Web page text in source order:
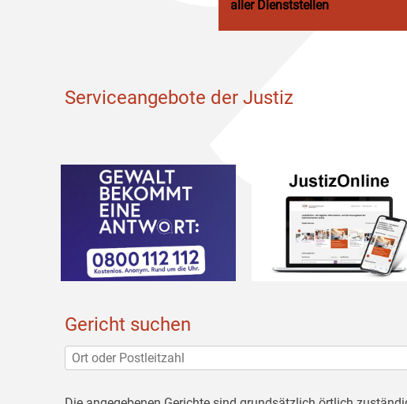
aller Dienststellen
Serviceangebote der Justiz
Gericht suchen